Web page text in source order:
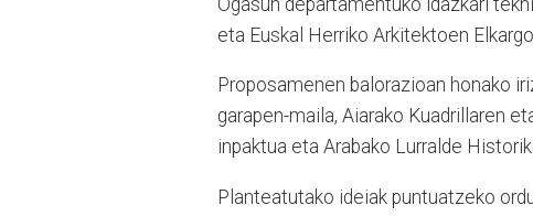
eta Euskal Herriko Arkitektoen
Proposamenen balorazioan honako
garapen-maila, Aiarako Kuadrillaren
inpaktua eta Arabako Lurralde
Planteatutako ideiak puntuatzeko